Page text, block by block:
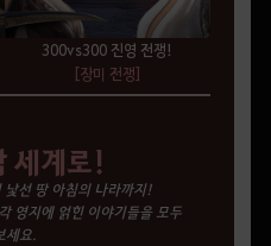
300vs300 진영 전쟁!
[장미 전쟁]
세계로!
선 땅 아침의 나라까지!
영지에 얽힌 이야기들을 모두
세요.